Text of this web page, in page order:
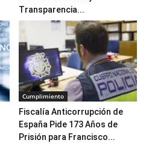
Transparencia...
Cumplimiento
Fiscalía Anticorrupción de
España Pide 173 Años de
Prisión para Francisco...